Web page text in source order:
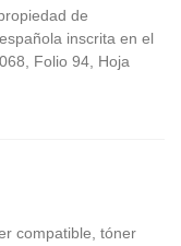
de
inscrita en el
Folio 94, Hoja
compatible, tóner